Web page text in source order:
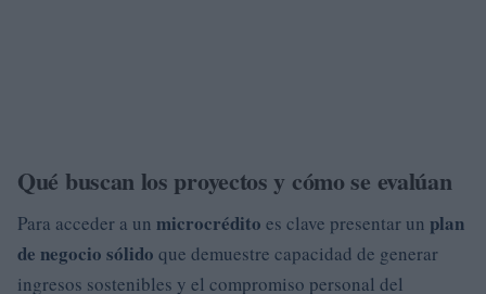
Qué buscan los proyectos y cómo se evalúan
Para acceder a un microcrédito es clave presentar un plan
de negocio sólido que demuestre capacidad de generar
ingresos sostenibles y el compromiso personal del